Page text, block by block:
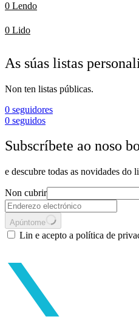
0 Lendo
0 Lido
As súas listas
Non ten listas públicas.
0 seguidores
0 seguidos
Subscríbete ao noso
e descubre todas as novidades do
Non cubrir
Apúntome
Lin e acepto a política de